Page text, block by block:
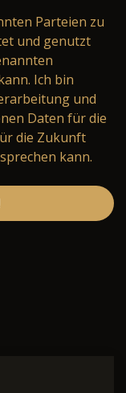
Parteien zu
und genutzt
Ich bin
und
Daten für die
die Zukunft
kann.